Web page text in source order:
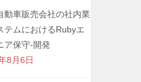
動車販売会社の社内業
テムにおけるRubyエ
ア保守-開発
8月6日